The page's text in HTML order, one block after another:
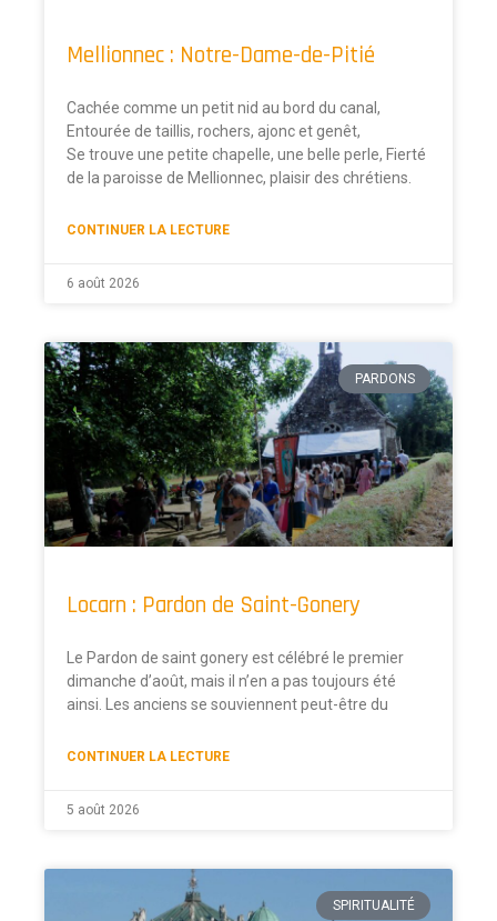
Mellionnec : Notre-Dame-de-Pitié
Cachée comme un petit nid au bord du canal,
Entourée de taillis, rochers, ajonc et genêt,
Se trouve une petite chapelle, une belle perle, Fierté
de la paroisse de Mellionnec, plaisir des chrétiens.
CONTINUER LA LECTURE
6 août 2026
PARDONS
Locarn : Pardon de Saint-Gonery
Le Pardon de saint gonery est célébré le premier
dimanche d’août, mais il n’en a pas toujours été
ainsi. Les anciens se souviennent peut-être du
CONTINUER LA LECTURE
5 août 2026
SPIRITUALITÉ